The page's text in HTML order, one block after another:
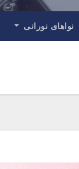
نواهای نورانی